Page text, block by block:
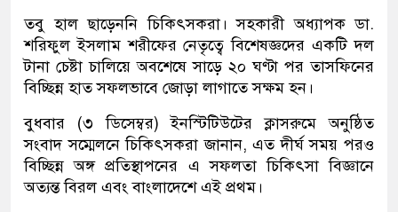
তবু হাল ছাড়েননি চিকিৎসকরা। সহকারী অধ্যাপক ডা.
শরিফুল ইসলাম শরীফের নেতৃত্বে বিশেষজ্ঞদের একটি দল
টানা চেষ্টা চালিয়ে অবশেষে সাড়ে ২০ ঘণ্টা পর তাসফিনের
বিচ্ছিন্ন হাত সফলভাবে জোড়া লাগাতে সক্ষম হন।
বুধবার (৩ ডিসেম্বর) ইনস্টিটিউটের ক্লাসরুমে অনুষ্ঠিত
সংবাদ সম্মেলনে চিকিৎসকরা জানান, এত দীর্ঘ সময় পরও
বিচ্ছিন্ন অঙ্গ প্রতিস্থাপনের এ সফলতা চিকিৎসা বিজ্ঞানে
অত্যন্ত বিরল এবং বাংলাদেশে এই প্রথম।